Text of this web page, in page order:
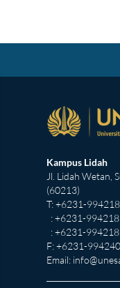
Kampus Lidah
Jl. Lidah Wetan,
(60213)
T: +6231-
: +6231-
: +6231-
F: +6231-
Email: